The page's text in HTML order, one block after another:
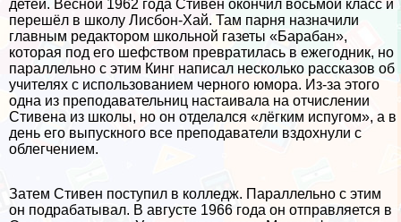
детей. Весной 1962 года Стивен окончил восьмой класс и
перешёл в школу Лисбон-Хай. Там парня назначили
главным редактором школьной газеты «Баpaбан»,
которая под его шефством превратилась в ежегодник, но
параллельно с этим Кинг написал несколько рассказов об
учителях с использованием черного юмора. Из-за этого
одна из преподавательниц настаивала на отчислении
Стивена из школы, но он отделался «лёгким испугом», а в
день его выпускного все преподаватели вздохнули с
облегчением.
Затем Стивен поступил в колледж. Параллельно с этим
он подpaбатывал. В августе 1966 года он отправляется в